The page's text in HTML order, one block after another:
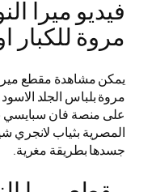
فيديو ميرا
مروة للكبار
يمكن مشاهدة مقطع ميرا
مروة بلباس الجلد
المصرية بثياب لانجري
جسدها بطريقة مغرية.